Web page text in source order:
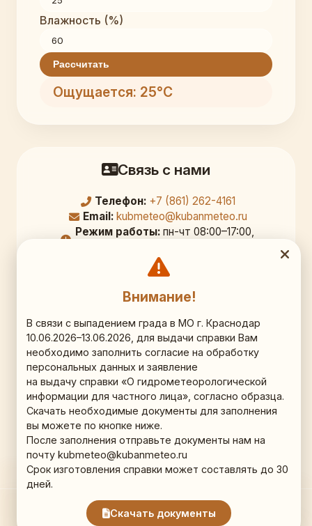
Влажность (%)
Рассчитать
Ощущается: 25°C
Связь с нами
Телефон: +7 (861) 262-4161
Email: kubmeteo@kubanmeteo.ru
Режим работы: пн-чт 08:00–17:00,
Официальный адрес
ул. Рашпилевская д. 36, 9 этаж, кб. 903
Схема проезда (Яндекс.Карты)
Наши соц.сети
ВКонтакте
Телеграм
2003-2026. Все права защищены. "Краснодарский филиал
Внимание!
В связи с выпадением града в МО г. Краснодар
10.06.2026–13.06.2026, для выдачи справки Вам
необходимо заполнить согласие на обработку
персональных данных и заявление
на выдачу справки «О гидрометеорологической
информации для частного лица», согласно образца.
Скачать необходимые документы для заполнения
вы можете по кнопке ниже.
После заполнения отправьте документы нам на
почту kubmeteo@kubanmeteo.ru
Срок изготовления справки может составлять до 30
дней.
Скачать документы